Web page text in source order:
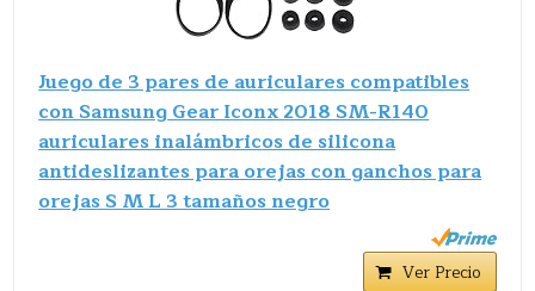
Juego de 3 pares de auriculares compatibles
con Samsung Gear Iconx 2018 SM-R140
auriculares inalámbricos de silicona
antideslizantes para orejas con ganchos para
orejas S M L 3 tamaños negro
Ver Precio